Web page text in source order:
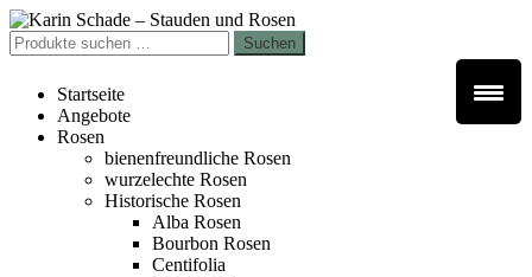
Zur
Navigation
springen
Zum
Inhalt
springen
Suchen
nach:
Suchen
Startseite
Angebote
Rosen
bienenfreundliche Rosen
wurzelechte Rosen
Historische Rosen
Alba Rosen
Bourbon Rosen
Centifolia